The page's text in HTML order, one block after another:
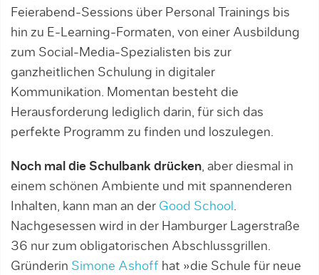
Feierabend-Sessions über Personal Trainings bis
hin zu E-Learning-Formaten, von einer Ausbildung
zum Social-Media-Spezialisten bis zur
ganzheitlichen Schulung in digitaler
Kommunikation. Momentan besteht die
Herausforderung lediglich darin, für sich das
perfekte Programm zu finden und loszulegen.
Noch mal die Schulbank drücken, aber diesmal in
einem schönen Ambiente und mit spannenderen
Inhalten, kann man an der Good School .
Nachgesessen wird in der Hamburger Lagerstraße
36 nur zum obligatori­schen Abschlussgrillen.
Gründerin Simone Ashoff hat »die Schule für neue